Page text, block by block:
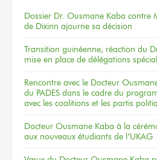
Dossier Dr. Ousmane Kaba contre
de Dixinn ajourne sa décision
Transition guinéenne, réaction du
mise en place de délégations
Rencontre avec le Docteur
du PADES dans le cadre du
avec les coalitions et les partis
Docteur Ousmane Kaba à la
aux nouveaux étudiants de l’UKAG